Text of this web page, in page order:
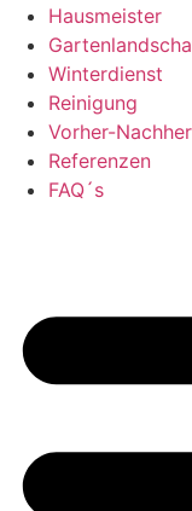
Hausmeister
Winterdienst
Reinigung
Vorher-Nachher
Referenzen
FAQ´s